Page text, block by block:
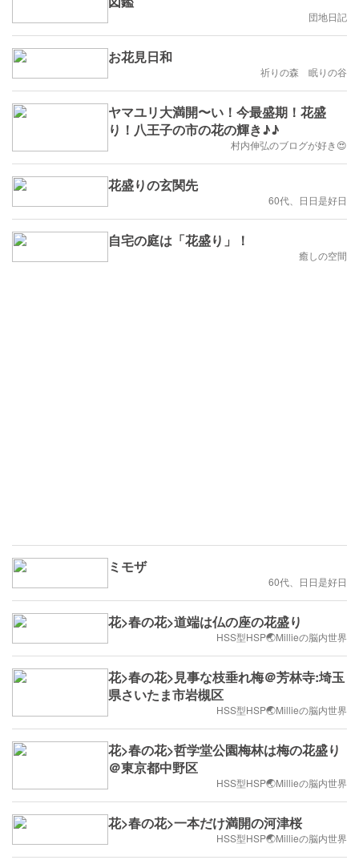
団地日記
お花見日和
祈りの森 眠りの谷
ヤマユリ大満開〜い！今最盛期！花盛
り！八王子の市の花の輝き♪♪
村内伸弘のブログが好き😍
花盛りの玄関先
60代、日日是好日
自宅の庭は「花盛り」！
癒しの空間
ミモザ
60代、日日是好日
花>春の花>道端は仏の座の花盛り
HSS型HSP🌏Millieの脳内世界
花>春の花>見事な枝垂れ梅＠芳林寺:埼玉
県さいたま市岩槻区
HSS型HSP🌏Millieの脳内世界
花>春の花>哲学堂公園梅林は梅の花盛り
＠東京都中野区
HSS型HSP🌏Millieの脳内世界
花>春の花>一本だけ満開の河津桜
HSS型HSP🌏Millieの脳内世界